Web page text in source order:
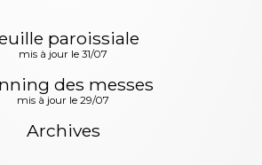
paroissiale
mis à jour le 31/07
des messes
mis à jour le 29/07
Archives